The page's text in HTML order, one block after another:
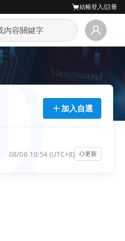
結帳登入/註冊
加入自選
08/06 10:54 (UTC+8) 更新